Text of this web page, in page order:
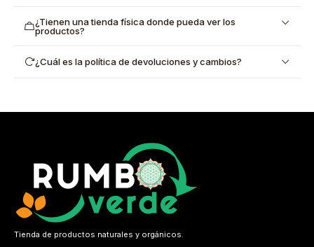
¿Tienen una tienda física donde pueda ver los
productos?
¿Cuál es la política de devoluciones y cambios?
Tienda de productos naturales y orgánicos.